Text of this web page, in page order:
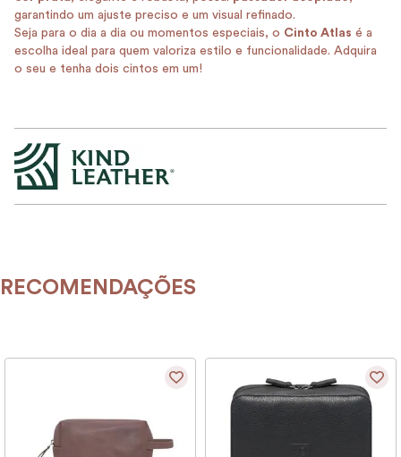
garantindo um ajuste preciso e um visual refinado.
Seja para o dia a dia ou momentos especiais, o Cinto Atlas é a
escolha ideal para quem valoriza estilo e funcionalidade. Adquira
o seu e tenha dois cintos em um!
RECOMENDAÇÕES